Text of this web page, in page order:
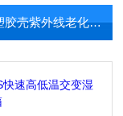
AP-UV3塑胶壳紫外线老化测试箱